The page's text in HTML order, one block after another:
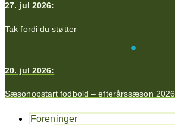
27. jul 2026:
Tak fordi du støtter
20. jul 2026:
Sæsonopstart fodbold – efterårssæson 2026
Foreninger